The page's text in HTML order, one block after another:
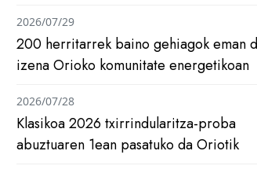
200 herritarrek baino gehiagok eman
izena Orioko komunitate energetikoan
2026/07/29
Klasikoa 2026 txirrindularitza-proba
abuztuaren 1ean pasatuko da Oriotik
2026/07/28